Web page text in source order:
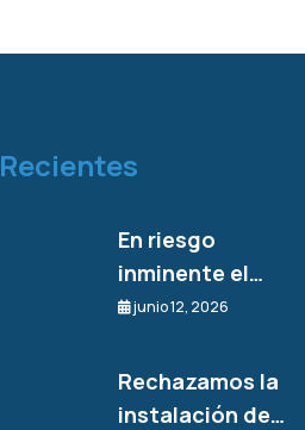
Recientes
En riesgo
inminente el…
junio 12, 2026
Rechazamos la
instalación de…